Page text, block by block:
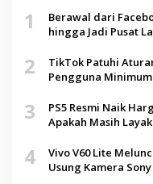
1
Berawal dari
hingga Jadi Pusat
2
TikTok Patuhi
Pengguna Minimum
3
PS5 Resmi Naik
Apakah Masih
4
Vivo V60 Lite
Usung Kamera Sony